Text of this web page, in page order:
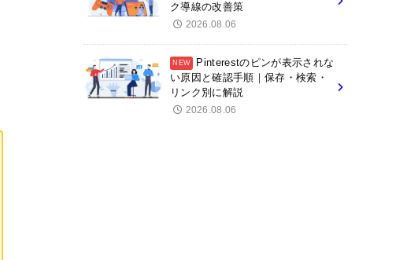
ク導線の改善策
2026.08.06
Pinterestのピンが表示されな
い原因と確認手順｜保存・検索・
リンク別に解説
2026.08.06